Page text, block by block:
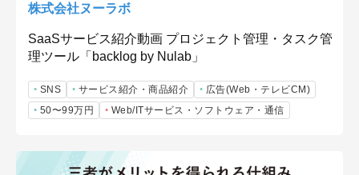
株式会社ヌーラボ
SaaSサービス紹介動画 プロジェクト管理・タスク管
理ツール「backlog by Nulab」
SNS サービス紹介・商品紹介
広告(Web・テレビCM)
50〜99万円
Web/ITサービス・ソフトウェア・通信